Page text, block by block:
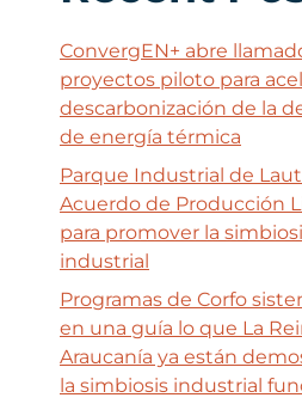
ConvergEN+ abre
proyectos piloto para
descarbonización de la
de energía térmica
Parque Industrial de
Acuerdo de Producción
para promover la
industrial
Programas de Corfo
en una guía lo que La
Araucanía ya están
la simbiosis industrial